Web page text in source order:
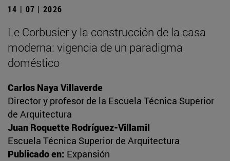
14 | 07 | 2026
Le Corbusier y la construcción de la casa
moderna: vigencia de un paradigma
doméstico
Carlos Naya Villaverde
Director y profesor de la Escuela Técnica Superior
de Arquitectura
Juan Roquette Rodríguez-Villamil
Escuela Técnica Superior de Arquitectura
Publicado en: Expansión